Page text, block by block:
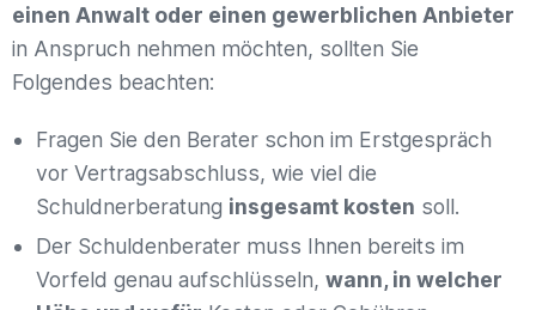
einen Anwalt oder einen gewerblichen Anbieter
in Anspruch nehmen möchten, sollten Sie
Folgendes beachten:
Fragen Sie den Berater schon im Erstgespräch
vor Vertragsabschluss, wie viel die
Schuldnerberatung insgesamt kosten soll.
Der Schuldenberater muss Ihnen bereits im
Vorfeld genau aufschlüsseln, wann, in welcher